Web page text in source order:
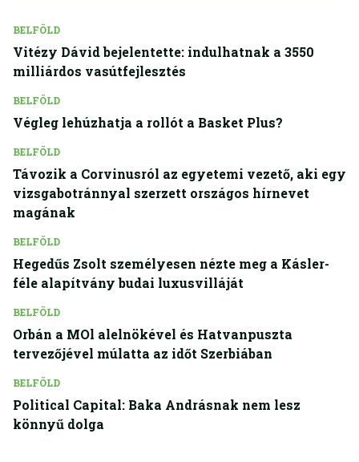
BELFÖLD
Vitézy Dávid bejelentette: indulhatnak a 3550
milliárdos vasútfejlesztés
BELFÖLD
Végleg lehúzhatja a rollót a Basket Plus?
BELFÖLD
Távozik a Corvinusról az egyetemi vezető, aki egy
vizsgabotránnyal szerzett országos hírnevet
magának
BELFÖLD
Hegedűs Zsolt személyesen nézte meg a Kásler-
féle alapítvány budai luxusvilláját
BELFÖLD
Orbán a MOl alelnökével és Hatvanpuszta
tervezőjével múlatta az időt Szerbiában
BELFÖLD
Political Capital: Baka Andrásnak nem lesz
könnyű dolga